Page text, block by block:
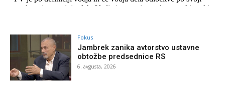
Fokus
Jambrek zanika avtorstvo ustavne
obtožbe predsednice RS
6. avgusta, 2026